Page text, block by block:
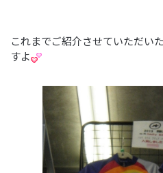
これまでご紹介させていただい
すよ